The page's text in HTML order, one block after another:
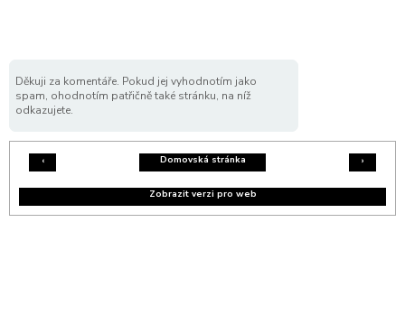
Děkuji za komentáře. Pokud jej vyhodnotím jako
spam, ohodnotím patřičně také stránku, na níž
odkazujete.
‹ ›
Domovská stránka
Zobrazit verzi pro web